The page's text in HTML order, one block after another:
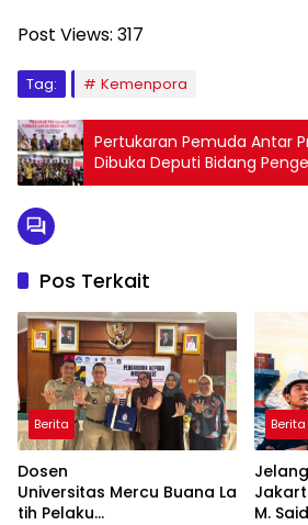
Post Views: 317
Tag: Kemenpora
Pertukaran Pemuda Antar
Dibuka Deputi Bidang
Pemuda Kemenpora
Pos Terkait
Berita
Dosen
Universitas Mercu Buana La
tih Pelaku
Berita
M.